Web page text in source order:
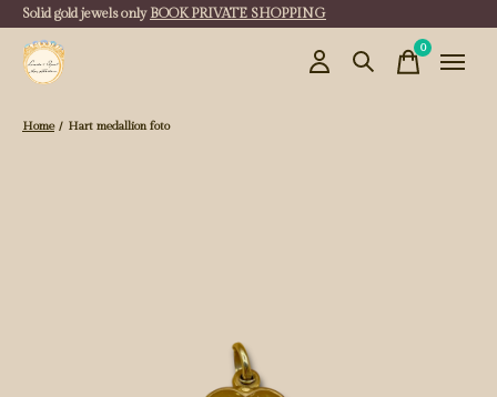
Solid gold jewels only BOOK PRIVATE SHOPPING
0items
Home / Hart medallion foto